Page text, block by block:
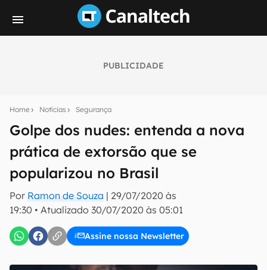
PUBLICIDADE
Home Notícias Segurança
Golpe dos nudes: entenda a nova
prática de extorsão que se
popularizou no Brasil
Por Ramon de Souza | 29/07/2020 às
19:30 • Atualizado 30/07/2020 às 05:01
Assine nossa Newsletter
notícias e reviews sobre tecnologia em primeira
mão.
E-mail
inscreva-se
Confirmo que li, aceito e concordo com os Termos de
Uso e Política de Privacidade do Canaltech.